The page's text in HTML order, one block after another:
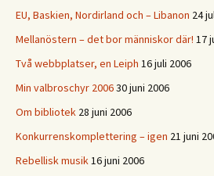
EU, Baskien, Nordirland och – Libanon 24
Mellanöstern – det bor människor där! 17
Två webbplatser, en Leiph 16 juli 2006
Min valbroschyr 200630 juni 2006
Om bibliotek 28 juni 2006
Konkurrenskomplettering – igen 21 juni
Rebellisk musik16 juni 2006